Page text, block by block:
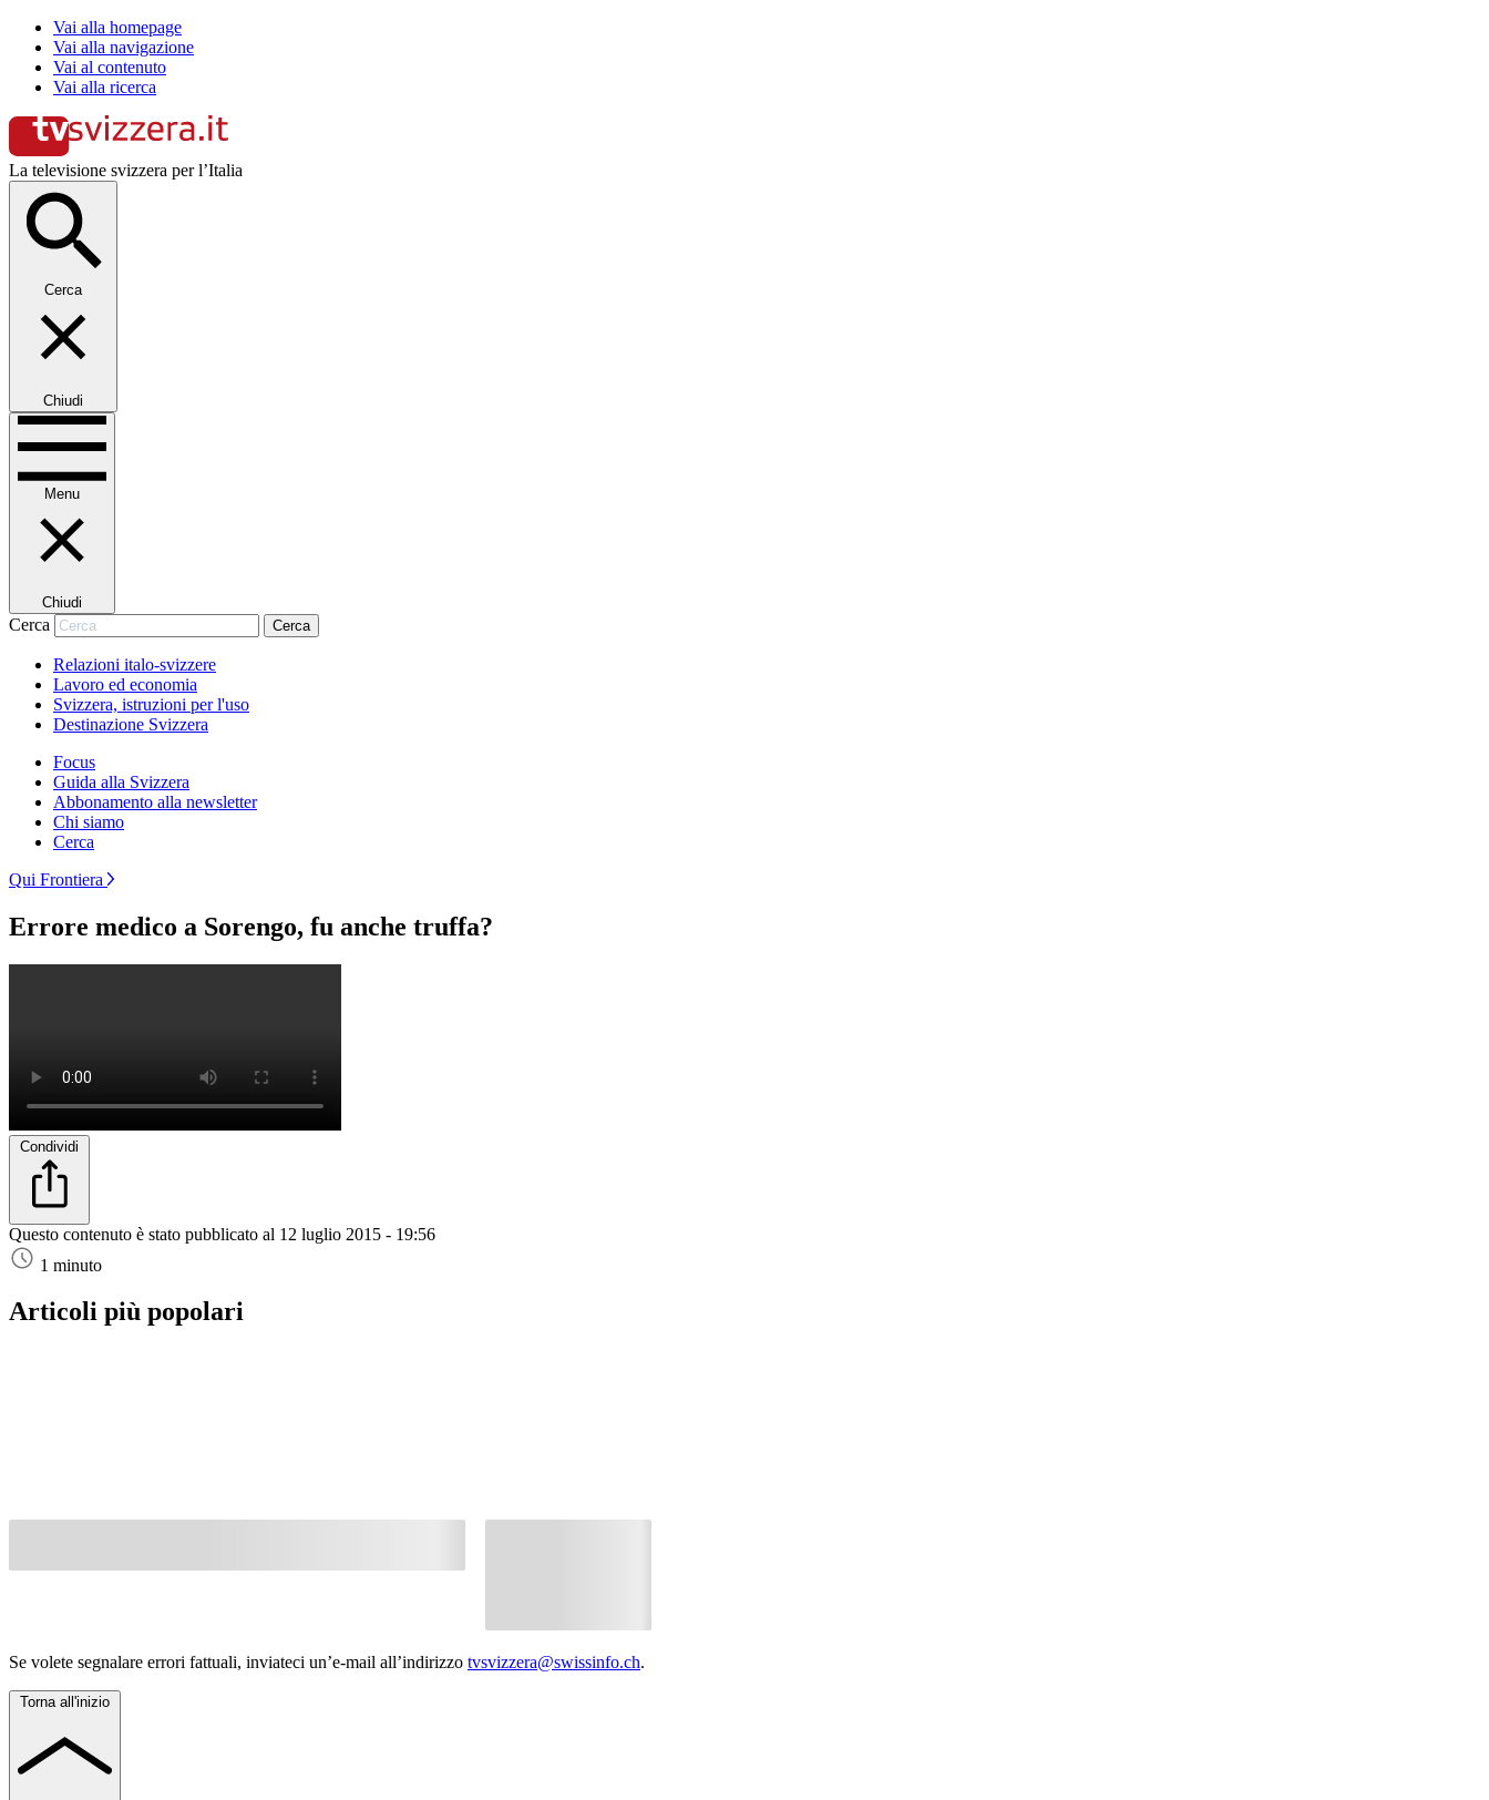
Vai alla homepage
Vai alla navigazione
Vai al contenuto
Vai alla ricerca
La televisione svizzera per l’Italia
Cerca
Chiudi
Menu
Chiudi
Cerca Cerca
Relazioni italo-svizzere
Lavoro ed economia
Svizzera, istruzioni per l'uso
Destinazione Svizzera
Focus
Guida alla Svizzera
Abbonamento alla newsletter
Chi siamo
Cerca
Qui Frontiera
Errore medico a Sorengo, fu anche truffa?
Condividi
Questo contenuto è stato pubblicato al 12 luglio 2015 - 19:56
1 minuto
Articoli più popolari
Se volete segnalare errori fattuali, inviateci un’e-mail all’indirizzo tvsvizzera@swissinfo.ch.
Torna all'inizio